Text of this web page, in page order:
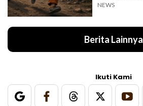
NEWS
Berita Lainnya
Ikuti Kami